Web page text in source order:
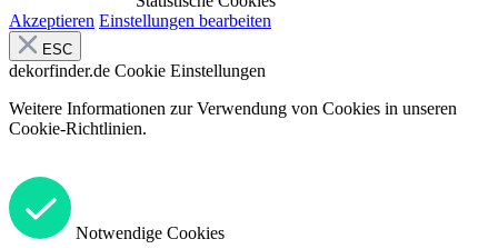
Akzeptieren Einstellungen bearbeiten
ESC
dekorfinder.de Cookie Einstellungen
Weitere Informationen zur Verwendung von Cookies in unseren
Cookie-Richtlinien.
Notwendige Cookies